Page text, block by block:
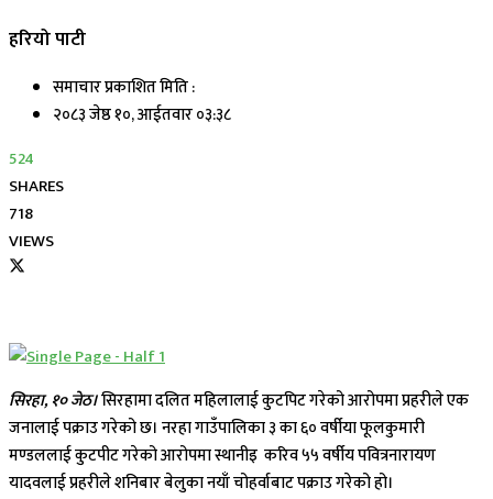
हरियो पाटी
समाचार प्रकाशित मिति :
२०८३ जेष्ठ १०, आईतवार ०३:३८
524
SHARES
718
VIEWS
सिरहा, १० जेठ।सिरहामा दलित महिलालाई कुटपिट गरेको आरोपमा प्रहरीले एक
जनालाई पक्राउ गरेको छ। नरहा गाउँपालिका ३ का ६० वर्षीया फूलकुमारी
मण्डललाई कुटपीट गरेको आरोपमा स्थानीइ करिव ५५ वर्षीय पवित्रनारायण
यादवलाई प्रहरीले शनिबार बेलुका नयाँ चोहर्वाबाट पक्राउ गरेको हो।